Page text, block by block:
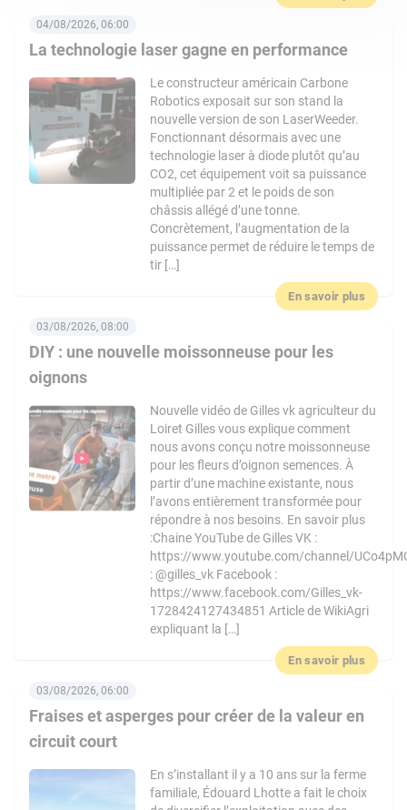
La technologie laser gagne en performance
04/08/2026, 06:00
Le constructeur américain Carbone
Robotics exposait sur son stand la
nouvelle version de son LaserWeeder.
Fonctionnant désormais avec une
technologie laser à diode plutôt qu’au
CO2, cet équipement voit sa puissance
multipliée par 2 et le poids de son
châssis allégé d’une tonne.
Concrètement, l’augmentation de la
puissance permet de réduire le temps de
tir […]
En savoir plus
DIY : une nouvelle moissonneuse pour les
oignons
03/08/2026, 08:00
Nouvelle vidéo de Gilles vk agriculteur du
Loiret Gilles vous explique comment
nous avons conçu notre moissonneuse
pour les fleurs d’oignon semences. À
partir d’une machine existante, nous
l’avons entièrement transformée pour
répondre à nos besoins. En savoir plus
:Chaine YouTube de Gilles VK :
https://www.youtube.com/channel/
: @gilles_vk Facebook :
https://www.facebook.com/Gilles_vk-
1728424127434851 Article de WikiAgri
expliquant la […]
En savoir plus
Fraises et asperges pour créer de la valeur en
circuit court
03/08/2026, 06:00
En s’installant il y a 10 ans sur la ferme
familiale, Édouard Lhotte a fait le choix